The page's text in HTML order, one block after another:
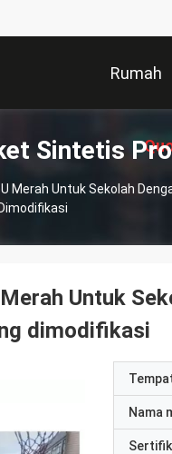
Rumah
Sintetis
Merah Untuk Sekolah
Untuk
dimodifikasi
Nama